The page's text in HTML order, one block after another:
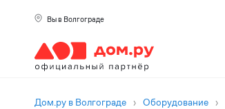
Вы в Волгограде
Дом.ру в Волгограде › Оборудование ›